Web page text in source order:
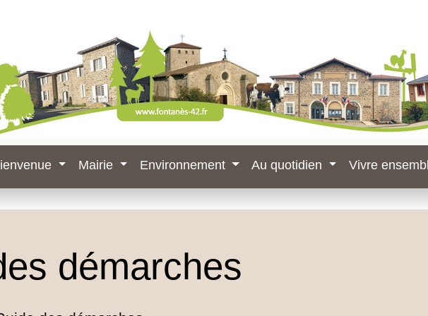
Mairie Environnement Au quotidien Vivre
démarches